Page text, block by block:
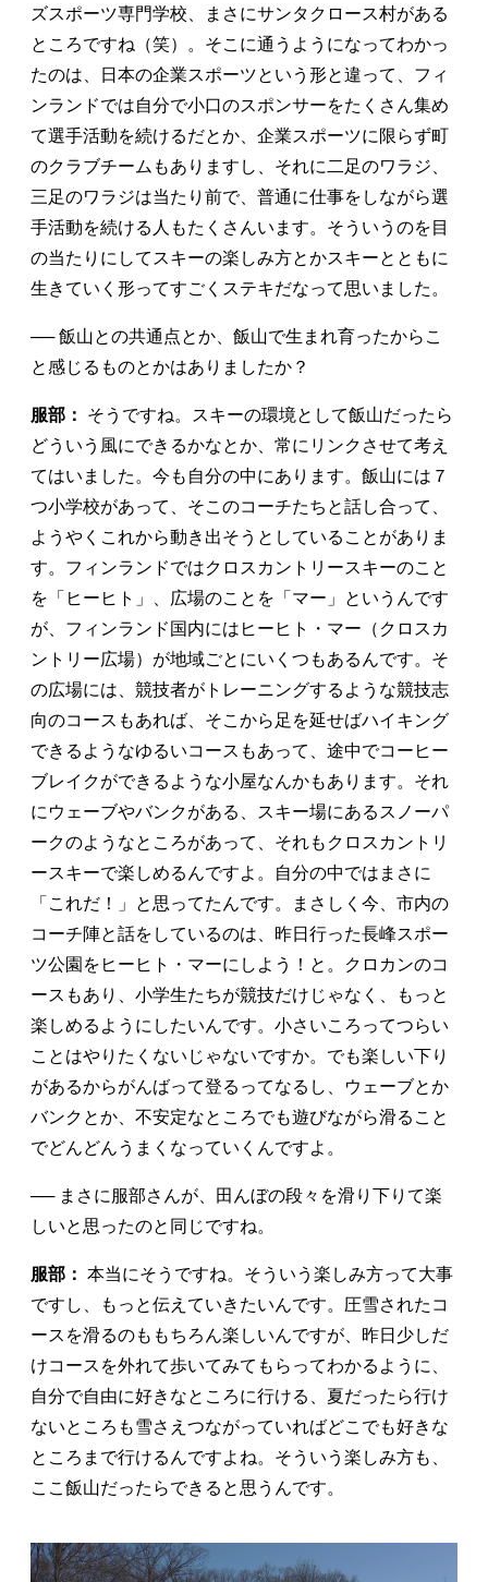
ズスポーツ専門学校、まさにサンタクロース村がある
ところですね（笑）。そこに通うようになってわかっ
たのは、日本の企業スポーツという形と違って、フィ
ンランドでは自分で小口のスポンサーをたくさん集め
て選手活動を続けるだとか、企業スポーツに限らず町
のクラブチームもありますし、それに二足のワラジ、
三足のワラジは当たり前で、普通に仕事をしながら選
手活動を続ける人もたくさんいます。そういうのを目
の当たりにしてスキーの楽しみ方とかスキーとともに
生きていく形ってすごくステキだなって思いました。
── 飯山との共通点とか、飯山で生まれ育ったからこ
と感じるものとかはありましたか？
服部： そうですね。スキーの環境として飯山だったら
どういう風にできるかなとか、常にリンクさせて考え
てはいました。今も自分の中にあります。飯山には７
つ小学校があって、そこのコーチたちと話し合って、
ようやくこれから動き出そうとしていることがありま
す。フィンランドではクロスカントリースキーのこと
を「ヒーヒト」、広場のことを「マー」というんです
が、フィンランド国内にはヒーヒト・マー（クロスカ
ントリー広場）が地域ごとにいくつもあるんです。そ
の広場には、競技者がトレーニングするような競技志
向のコースもあれば、そこから足を延せばハイキング
できるようなゆるいコースもあって、途中でコーヒー
ブレイクができるような小屋なんかもあります。それ
にウェーブやバンクがある、スキー場にあるスノーパ
ークのようなところがあって、それもクロスカントリ
ースキーで楽しめるんですよ。自分の中ではまさに
「これだ！」と思ってたんです。まさしく今、市内の
コーチ陣と話をしているのは、昨日行った長峰スポー
ツ公園をヒーヒト・マーにしよう！と。クロカンのコ
ースもあり、小学生たちが競技だけじゃなく、もっと
楽しめるようにしたいんです。小さいころってつらい
ことはやりたくないじゃないですか。でも楽しい下り
があるからがんばって登るってなるし、ウェーブとか
バンクとか、不安定なところでも遊びながら滑ること
でどんどんうまくなっていくんですよ。
── まさに服部さんが、田んぼの段々を滑り下りて楽
しいと思ったのと同じですね。
服部： 本当にそうですね。そういう楽しみ方って大事
ですし、もっと伝えていきたいんです。圧雪されたコ
ースを滑るのももちろん楽しいんですが、昨日少しだ
けコースを外れて歩いてみてもらってわかるように、
自分で自由に好きなところに行ける、夏だったら行け
ないところも雪さえつながっていればどこでも好きな
ところまで行けるんですよね。そういう楽しみ方も、
ここ飯山だったらできると思うんです。